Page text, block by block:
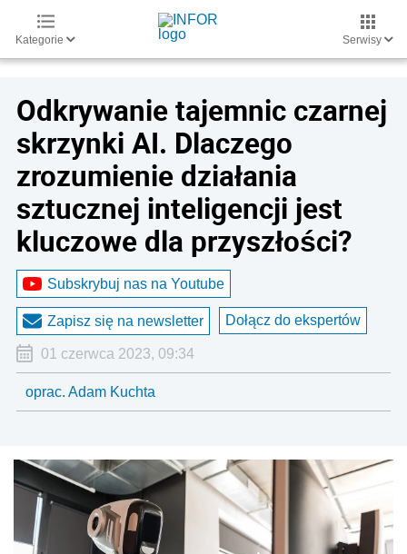
Kategorie Serwisy
Odkrywanie tajemnic czarnej
skrzynki AI. Dlaczego
zrozumienie działania
sztucznej inteligencji jest
kluczowe dla przyszłości?
Subskrybuj nas na Youtube
Zapisz się na newsletter Dołącz do ekspertów
01 czerwca 2023, 09:34
oprac. Adam Kuchta